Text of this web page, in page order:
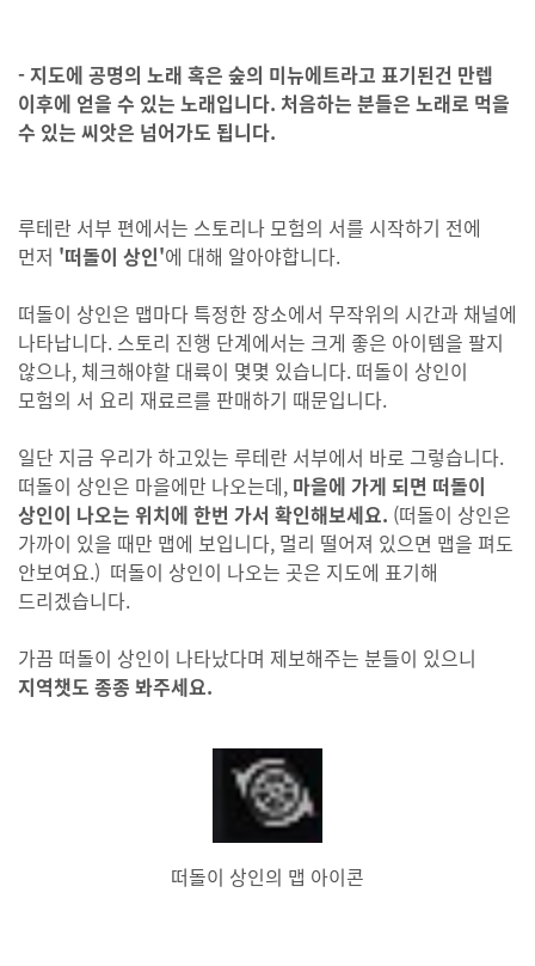
- 지도에 공명의 노래 혹은 숲의 미뉴에트라고 표기된건 만렙
이후에 얻을 수 있는 노래입니다. 처음하는 분들은 노래로 먹을
수 있는 씨앗은 넘어가도 됩니다.
루테란 서부 편에서는 스토리나 모험의 서를 시작하기 전에
먼저 '떠돌이 상인'에 대해 알아야합니다.
떠돌이 상인은 맵마다 특정한 장소에서 무작위의 시간과 채널에
나타납니다. 스토리 진행 단계에서는 크게 좋은 아이템을 팔지
않으나, 체크해야할 대륙이 몇몇 있습니다. 떠돌이 상인이
모험의 서 요리 재료르를 판매하기 때문입니다.
일단 지금 우리가 하고있는 루테란 서부에서 바로 그렇습니다.
떠돌이 상인은 마을에만 나오는데, 마을에 가게 되면 떠돌이
상인이 나오는 위치에 한번 가서 확인해보세요. (떠돌이 상인은
가까이 있을 때만 맵에 보입니다, 멀리 떨어져 있으면 맵을 펴도
안보여요.) 떠돌이 상인이 나오는 곳은 지도에 표기해
드리겠습니다.
가끔 떠돌이 상인이 나타났다며 제보해주는 분들이 있으니
지역챗도 종종 봐주세요.
떠돌이 상인의 맵 아이콘